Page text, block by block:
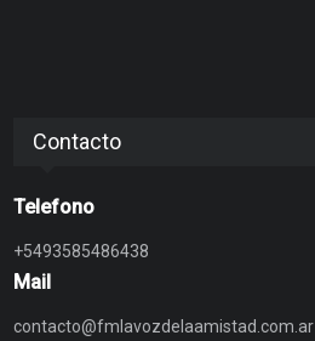
Contacto
Telefono
+5493585486438
Mail
contacto@fmlavozdelaamistad.com.ar